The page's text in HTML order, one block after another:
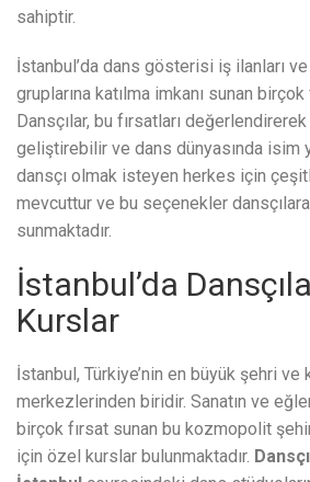
sahiptir.
İstanbul’da dans gösterisi iş ilanları
gruplarına katılma imkanı sunan birçok
Dansçılar, bu fırsatları
geliştirebilir ve dans dünyasında isim
dansçı olmak isteyen herkes için
mevcuttur ve bu seçenekler
sunmaktadır.
İstanbul’da
Kurslar
İstanbul, Türkiye’nin en büyük şehri ve
merkezlerinden biridir. Sanatın ve
birçok fırsat sunan bu kozmopolit
için özel kurslar bulunmaktadır.